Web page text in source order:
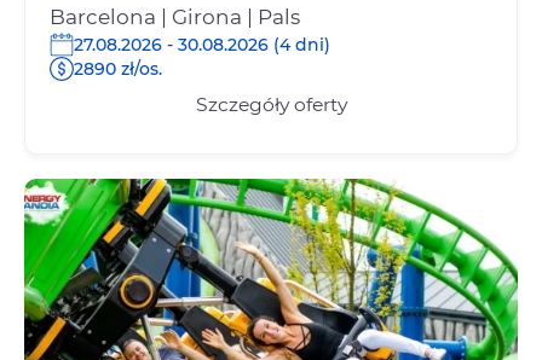
Barcelona | Girona | Pals
27.08.2026 - 30.08.2026 (4 dni)
2890 zł/os.
Szczegóły oferty